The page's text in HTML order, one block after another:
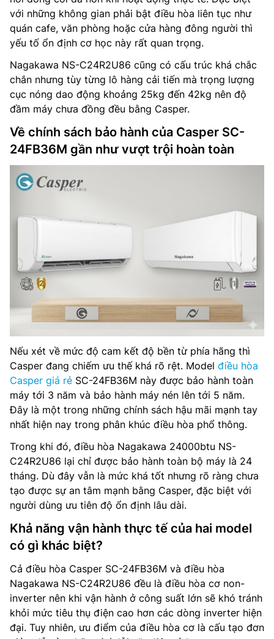
với những không gian phải bật điều hòa liên tục như
quán cafe, văn phòng hoặc cửa hàng đông người thì
yếu tố ổn định cơ học này rất quan trọng.
Nagakawa NS-C24R2U86 cũng có cấu trúc khá chắc
chắn nhưng tùy từng lô hàng cải tiến mà trọng lượng
cục nóng dao động khoảng 25kg đến 42kg nên độ
đầm máy chưa đồng đều bằng Casper.
Về chính sách bảo hành của Casper SC-
24FB36M gần như vượt trội hoàn toàn
Nếu xét về mức độ cam kết độ bền từ phía hãng thì
Casper đang chiếm ưu thế khá rõ rệt. Model điều hòa
Casper giá rẻ SC-24FB36M này được bảo hành toàn
máy tới 3 năm và bảo hành máy nén lên tới 5 năm.
Đây là một trong những chính sách hậu mãi mạnh tay
nhất hiện nay trong phân khúc điều hòa phổ thông.
Trong khi đó, điều hòa Nagakawa 24000btu NS-
C24R2U86 lại chỉ được bảo hành toàn bộ máy là 24
tháng. Dù đây vẫn là mức khá tốt nhưng rõ ràng chưa
tạo được sự an tâm mạnh bằng Casper, đặc biệt với
người dùng ưu tiên độ ổn định lâu dài.
Khả năng vận hành thực tế của hai model
có gì khác biệt?
Cả điều hòa Casper SC-24FB36M và điều hòa
Nagakawa NS-C24R2U86 đều là điều hòa cơ non-
inverter nên khi vận hành ở công suất lớn sẽ khó tránh
khỏi mức tiêu thụ điện cao hơn các dòng inverter hiện
đại. Tuy nhiên, ưu điểm của điều hòa cơ là cấu tạo đơn